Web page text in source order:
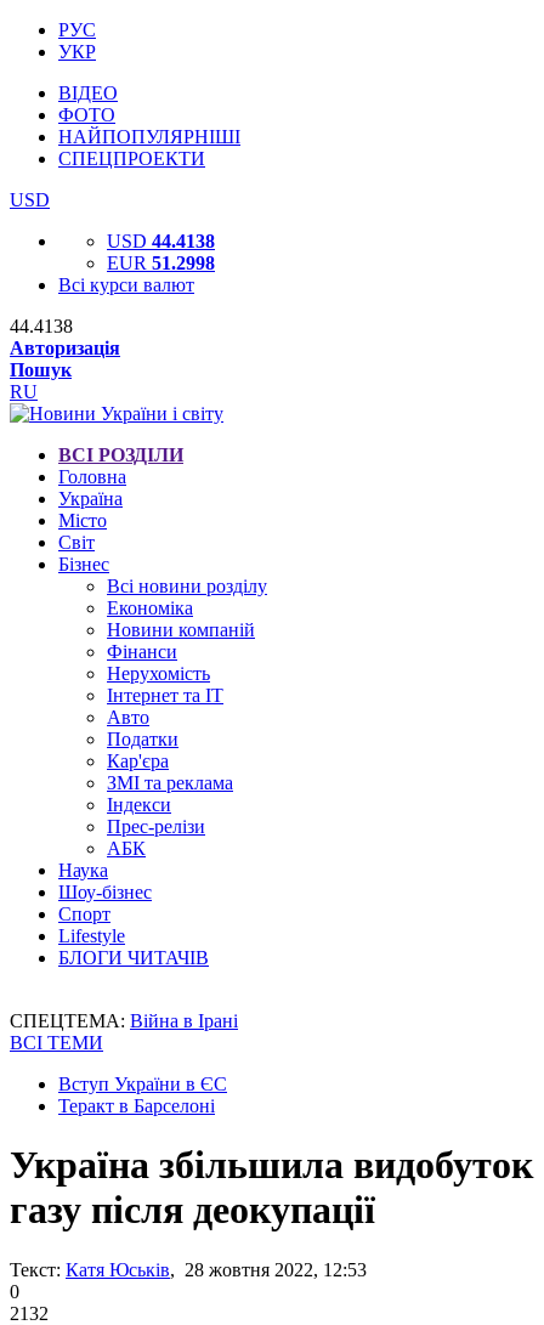
РУС
УКР
ВІДЕО
ФОТО
НАЙПОПУЛЯРНІШІ
СПЕЦПРОЕКТИ
USD
USD 44.4138
EUR 51.2998
Всі курси валют
44.4138
Авторизація
Пошук
RU
ВСІ РОЗДІЛИ
Головна
Україна
Місто
Світ
Бізнес
Всі новини розділу
Економіка
Новини компаній
Фінанси
Нерухомість
Інтернет та IT
Авто
Податки
Кар'єра
ЗМІ та реклама
Індекси
Прес-релізи
АБК
Наука
Шоу-бізнес
Спорт
Lifestyle
БЛОГИ ЧИТАЧІВ
СПЕЦТЕМА: Війна в Ірані
ВСІ ТЕМИ
Вступ України в ЄС
Теракт в Барселоні
Україна збільшила видобуток
газу після деокупації
Текст: Катя Юськів, 28 жовтня 2022, 12:53
0
2132